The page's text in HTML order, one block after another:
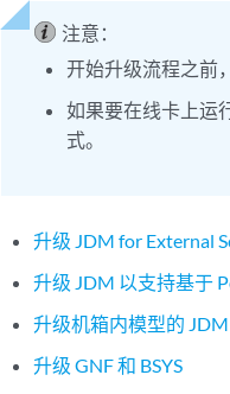
注意：
开始升级流程之前
如果要在线卡上运
式。
升级 JDM for External
升级 JDM 以支持基于
升级机箱内模型的 JDM
升级 GNF 和 BSYS